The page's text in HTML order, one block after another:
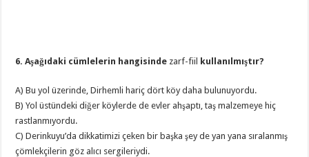
6. Aşağıdaki cümlelerin hangisinde zarf-fiil kullanılmıştır?
A) Bu yol üzerinde, Dirhemli hariç dört köy daha bulunuyordu.
B) Yol üstündeki diğer köylerde de evler ahşaptı, taş malzemeye hiç
rastlanmıyordu.
C) Derinkuyu’da dikkatimizi çeken bir başka şey de yan yana sıralanmış
çömlekçilerin göz alıcı sergileriydi.